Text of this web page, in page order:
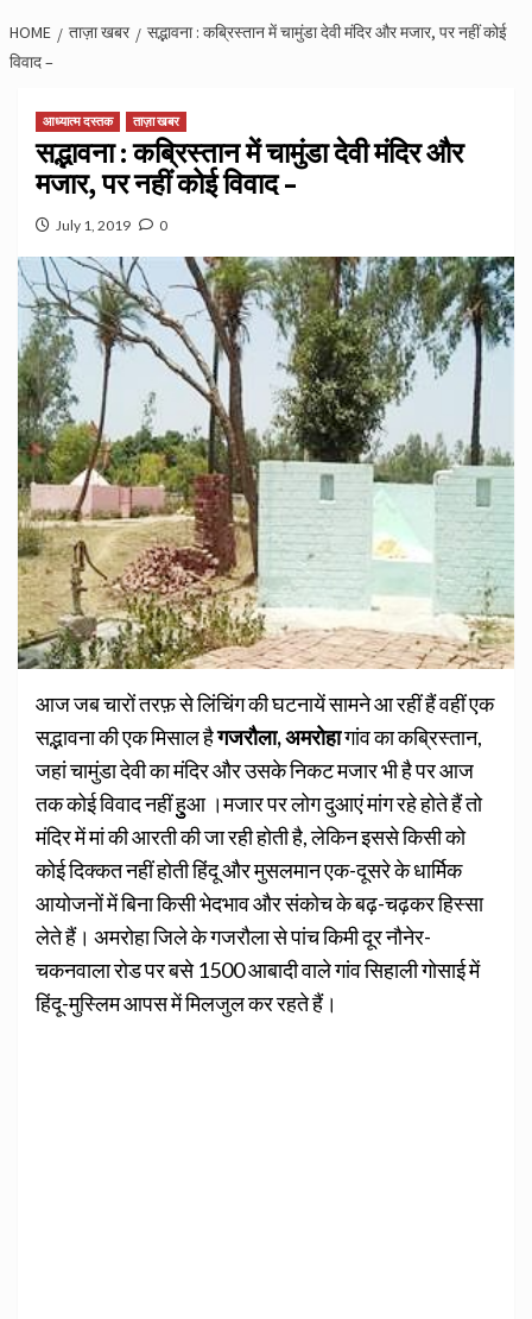
HOME ताज़ा खबर
सद्भावना : कब्रिस्तान में चामुंडा देवी मंदिर और मजार, पर नहीं कोई
विवाद –
आध्यात्म दस्तक ताज़ा खबर
सद्भावना : कब्रिस्तान में चामुंडा देवी मंदिर और
मजार, पर नहीं कोई विवाद –
July 1, 2019 0
आज जब चारों तरफ़ से लिंचिंग की घटनायें सामने आ रहीं हैं वहीं एक
सद्भावना की एक मिसाल हैगजरौला, अमरोहागांव का कब्रिस्तान,
जहां चामुंडा देवी का मंदिर और उसके निकट मजार भी है पर आज
तक कोई विवाद नहीं हुुुआ ।मजार पर लोग दुआएं मांग रहे होते हैं तो
मंदिर में मां की आरती की जा रही होती है, लेकिन इससे किसी को
कोई दिक्कत नहीं होती हिंदू और मुसलमान एक-दूसरे के धार्मिक
आयोजनों में बिना किसी भेदभाव और संकोच के बढ़-चढ़कर हिस्सा
लेते हैं। अमरोहा जिले के गजरौला से पांच किमी दूर नौनेर-
चकनवाला रोड पर बसे 1500 आबादी वाले गांव सिहाली गोसाई में
हिंदू-मुस्लिम आपस में मिलजुल कर रहते हैं।